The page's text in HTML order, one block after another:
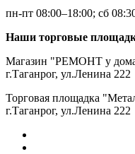
пн-пт 08:00–18:00; сб
Наши торговые
Магазин "РЕМОНТ у
г.Таганрог, ул.Ленина 222
Торговая площадка
г.Таганрог, ул.Ленина 222